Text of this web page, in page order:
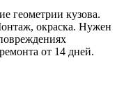
геометрии кузова.
окраска. Нужен
от 14 дней.